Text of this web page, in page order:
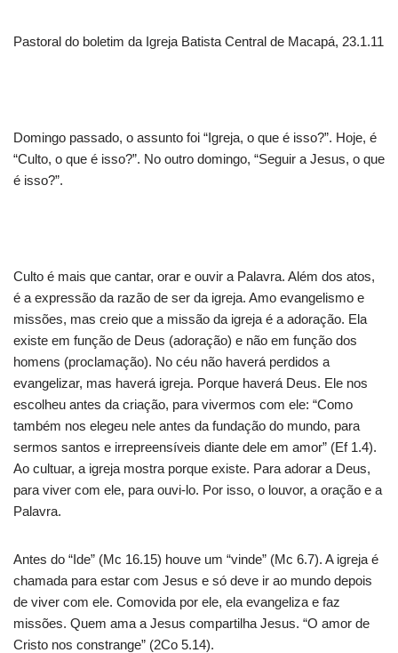
Pastoral do boletim da Igreja Batista Central de Macapá, 23.1.11
Domingo passado, o assunto foi “Igreja, o que é isso?”. Hoje, é
“Culto, o que é isso?”. No outro domingo, “Seguir a Jesus, o que
é isso?”.
Culto é mais que cantar, orar e ouvir a Palavra. Além dos atos,
é a expressão da razão de ser da igreja. Amo evangelismo e
missões, mas creio que a missão da igreja é a adoração. Ela
existe em função de Deus (adoração) e não em função dos
homens (proclamação). No céu não haverá perdidos a
evangelizar, mas haverá igreja. Porque haverá Deus. Ele nos
escolheu antes da criação, para vivermos com ele: “Como
também nos elegeu nele antes da fundação do mundo, para
sermos santos e irrepreensíveis diante dele em amor” (Ef 1.4).
Ao cultuar, a igreja mostra porque existe. Para adorar a Deus,
para viver com ele, para ouvi-lo. Por isso, o louvor, a oração e a
Palavra.
Antes do “Ide” (Mc 16.15) houve um “vinde” (Mc 6.7). A igreja é
chamada para estar com Jesus e só deve ir ao mundo depois
de viver com ele. Comovida por ele, ela evangeliza e faz
missões. Quem ama a Jesus compartilha Jesus. “O amor de
Cristo nos constrange” (2Co 5.14).